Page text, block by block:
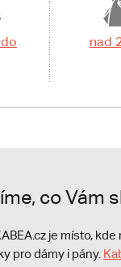
nad
co Vám
je místo, kde
pro dámy i pány.